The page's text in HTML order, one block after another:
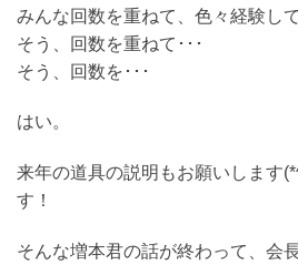
みんな回数を重ねて、色々経験し
そう、回数を重ねて･･･
そう、回数を･･･
はい。
来年の道具の説明もお願いします
す！
そんな増本君の話が終わって、会